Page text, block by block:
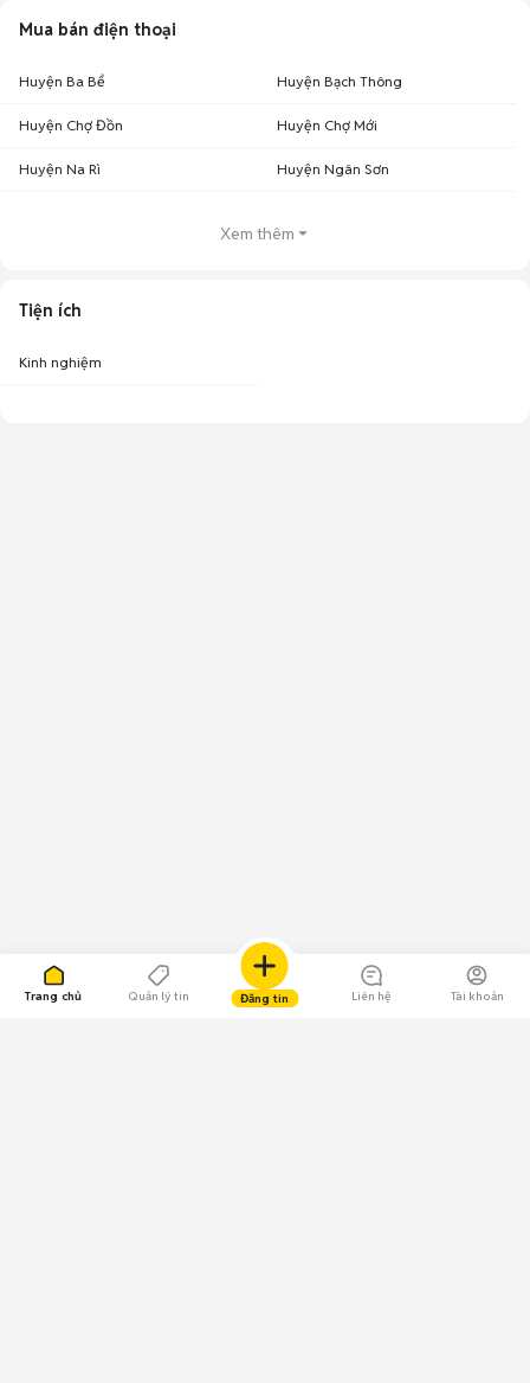
Trang chủ Quản lý tin Đăng tin Liên hệ Tài khoản
Mua bán điện thoại
Huyện Ba Bể Huyện Bạch Thông
Huyện Chợ Đồn Huyện Chợ Mới
Huyện Na Rì Huyện Ngân Sơn
Xem thêm
Tiện ích
Kinh nghiệm